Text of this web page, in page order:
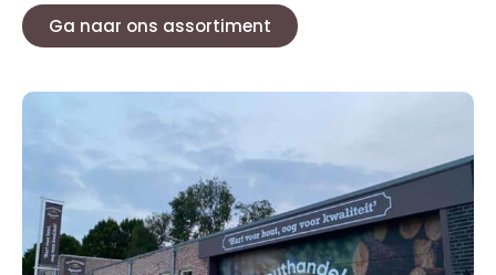
Ga naar ons assortiment